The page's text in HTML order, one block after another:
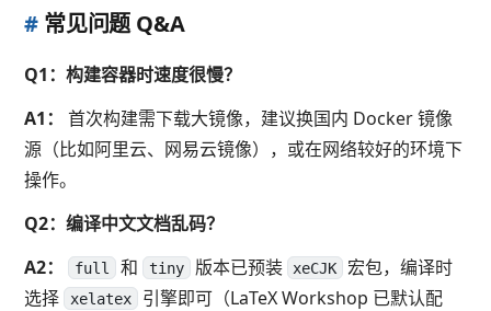
# 常见问题 Q&A
Q1：构建容器时速度很慢？
A1：
首次构建需下载大镜像，建议换国内 Docker 镜像
源（比如阿里云、网易云镜像），或在网络较好的环境下
操作。
Q2：编译中文文档乱码？
A2：
full 和 tiny 版本已预装 xeCJK
宏包，编译时
选择 xelatex
引擎即可（LaTeX Workshop 已默认配